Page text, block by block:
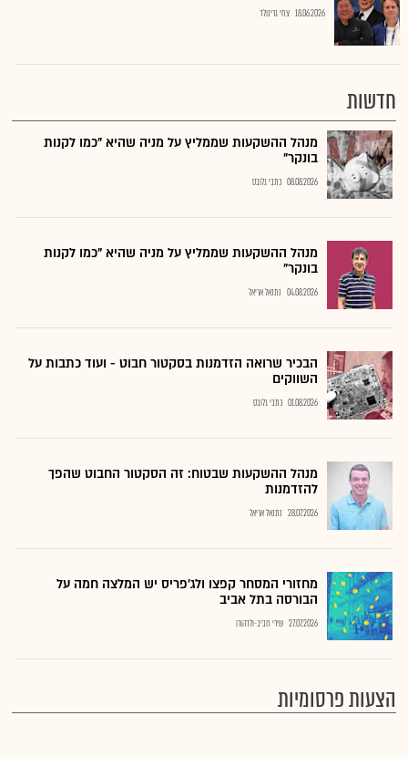
18.06.2026 צחי גרינולד
חדשות
מנהל ההשקעות שממליץ על מניה שהיא "כמו לקנות
בונקר"
08.08.2026 כתבי גלובס
מנהל ההשקעות שממליץ על מניה שהיא "כמו לקנות
בונקר"
04.08.2026 נתנאל אריאל
הבכיר שרואה הזדמנות בסקטור חבוט - ועוד כתבות על
השווקים
01.08.2026 כתבי גלובס
מנהל ההשקעות שבטוח: זה הסקטור החבוט שהפך
להזדמנות
28.07.2026 נתנאל אריאל
מחזורי המסחר קפצו ולג'פריס יש המלצה חמה על
הבורסה בתל אביב
27.07.2026 שירי חביב-ולדהורן
הצעות פרסומיות